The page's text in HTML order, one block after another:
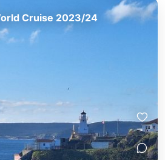
Cruise 2023/24